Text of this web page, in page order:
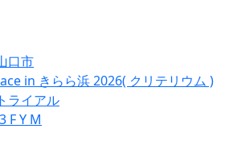
口市
in きらら浜 2026( クリテリウム )
ライアル
FY M